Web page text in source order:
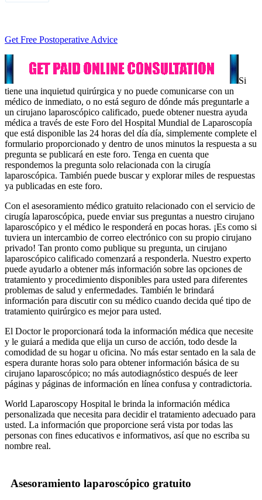
Get Free Postoperative Advice
Si
tiene una inquietud quirúrgica y no puede comunicarse con un
médico de inmediato, o no está seguro de dónde más preguntarle a
un cirujano laparoscópico calificado, puede obtener nuestra ayuda
médica a través de este Foro del Hospital Mundial de Laparoscopía
que está disponible las 24 horas del día día, simplemente complete el
formulario proporcionado y dentro de unos minutos la respuesta a su
pregunta se publicará en este foro. Tenga en cuenta que
respondemos la pregunta solo relacionada con la cirugía
laparoscópica. También puede buscar y explorar miles de respuestas
ya publicadas en este foro.
Con el asesoramiento médico gratuito relacionado con el servicio de
cirugía laparoscópica, puede enviar sus preguntas a nuestro cirujano
laparoscópico y el médico le responderá en pocas horas. ¡Es como si
tuviera un intercambio de correo electrónico con su propio cirujano
privado! Tan pronto como publique su pregunta, un cirujano
laparoscópico calificado comenzará a responderla. Nuestro experto
puede ayudarlo a obtener más información sobre las opciones de
tratamiento y procedimiento disponibles para usted para diferentes
problemas de salud y enfermedades. También le brindará
información para discutir con su médico cuando decida qué tipo de
tratamiento quirúrgico es mejor para usted.
El Doctor le proporcionará toda la información médica que necesite
y le guiará a medida que elija un curso de acción, todo desde la
comodidad de su hogar u oficina. No más estar sentado en la sala de
espera durante horas solo para obtener información básica de su
cirujano laparoscópico; no más autodiagnóstico después de leer
páginas y páginas de información en línea confusa y contradictoria.
World Laparoscopy Hospital le brinda la información médica
personalizada que necesita para decidir el tratamiento adecuado para
usted. La información que proporcione será vista por todas las
personas con fines educativos e informativos, así que no escriba su
nombre real.
Asesoramiento laparoscópico gratuito